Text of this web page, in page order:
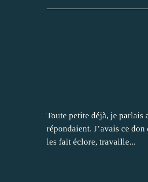
Toute petite déjà, je parlais
répondaient. J’avais ce
les fait éclore, travaille...